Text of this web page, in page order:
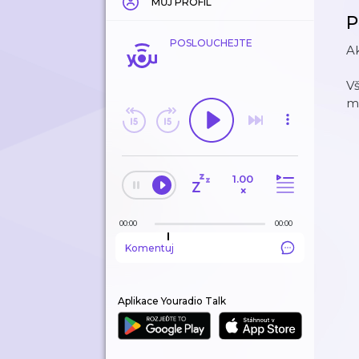
POSLOUCHEJTE
1.00
×
00:00 00:00
Komentuj
Aplikace Youradio Talk